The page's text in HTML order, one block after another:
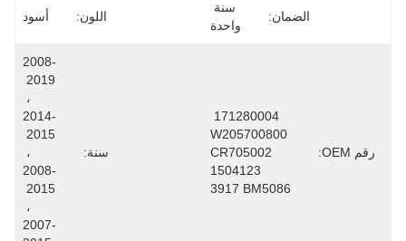
الضمان:
واحدة
اللون: أسود
رقم OEM:
W205700800
CR705002
1504123
3917 BM5086
سنة:
2008-
2014-
2008-
2007-